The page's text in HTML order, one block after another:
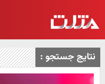
نتایج جستجو :